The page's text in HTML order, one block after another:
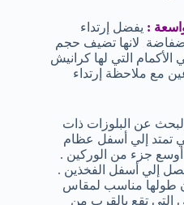
يفضل إرتداء
لانها تضيف حجم
الأكمام التي لها كرانيش
مع ملاحظة إرتداء
عن البلوزات ذات
تمتد إلي أسفل عظام
أوسع جزء من الوركين .
تصل إلي أسفل الفخذين .
طولها مناسب لمقاس
التي تقع بالقرب من